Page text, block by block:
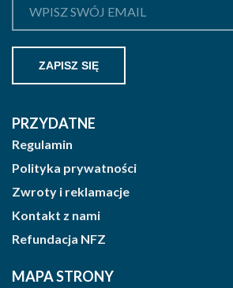
PRZYDATNE
Regulamin
Polityka prywatności
Zwroty i reklamacje
Kontakt z nami
Refundacja NFZ
MAPA STRONY